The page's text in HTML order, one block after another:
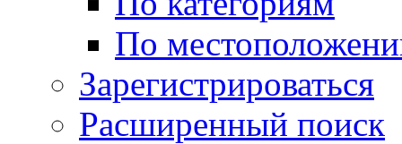
По
Зарегистрироваться
Расширенный поиск